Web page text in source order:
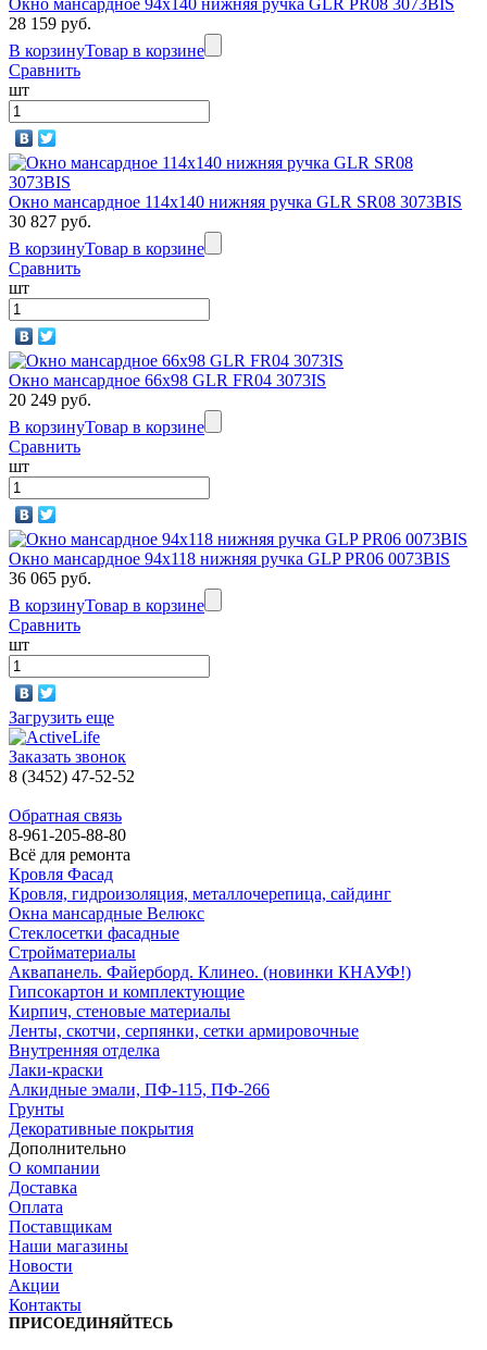
Окно мансардное 94x140 нижняя ручка GLR PR08 3073BIS
28 159 руб.
В корзинуТовар в корзине
Сравнить
шт
Окно мансардное 114х140 нижняя ручка GLR SR08 3073BIS
30 827 руб.
В корзинуТовар в корзине
Сравнить
шт
Окно мансардное 66x98 GLR FR04 3073IS
20 249 руб.
В корзинуТовар в корзине
Сравнить
шт
Окно мансардное 94x118 нижняя ручка GLP PR06 0073BIS
36 065 руб.
В корзинуТовар в корзине
Сравнить
шт
Загрузить еще
Заказать звонок
8 (3452) 47-52-52
Обратная связь
8-961-205-88-80
Всё для ремонта
Кровля Фасад
Кровля, гидроизоляция, металлочерепица, сайдинг
Окна мансардные Велюкс
Стеклосетки фасадные
Стройматериалы
Аквапанель. Файерборд. Клинео. (новинки КНАУФ!)
Гипсокартон и комплектующие
Кирпич, стеновые материалы
Ленты, скотчи, серпянки, сетки армировочные
Внутренняя отделка
Лаки-краски
Алкидные эмали, ПФ-115, ПФ-266
Грунты
Декоративные покрытия
Дополнительно
О компании
Доставка
Оплата
Поставщикам
Наши магазины
Новости
Акции
Контакты
ПРИСОЕДИНЯЙТЕСЬ